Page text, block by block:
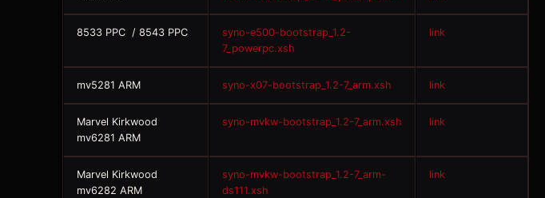
8533 PPC / 8543 PPC
syno-e500-bootstrap_1.2-
7_powerpc.xsh
link
mv5281 ARM syno-x07-bootstrap_1.2-7_arm.xsh link
Marvel Kirkwood
mv6281 ARM
syno-mvkw-bootstrap_1.2-7_arm.xsh link
Marvel Kirkwood
mv6282 ARM
syno-mvkw-bootstrap_1.2-7_arm-
ds111.xsh
link